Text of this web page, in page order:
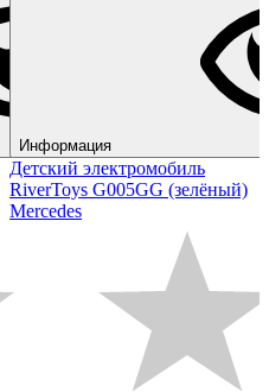
Информация
Детский электромобиль
RiverToys G005GG (зелёный)
Mercedes